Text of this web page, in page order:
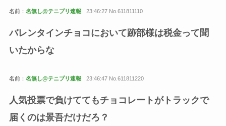
名前： 名無し@テニプリ速報 23:46:27 No.611811110
バレンタインチョコにおいて跡部様は税金って聞
いたからな
名前： 名無し@テニプリ速報 23:46:47 No.611811220
人気投票で負けててもチョコレートがトラックで
届くのは景吾だけだろ？